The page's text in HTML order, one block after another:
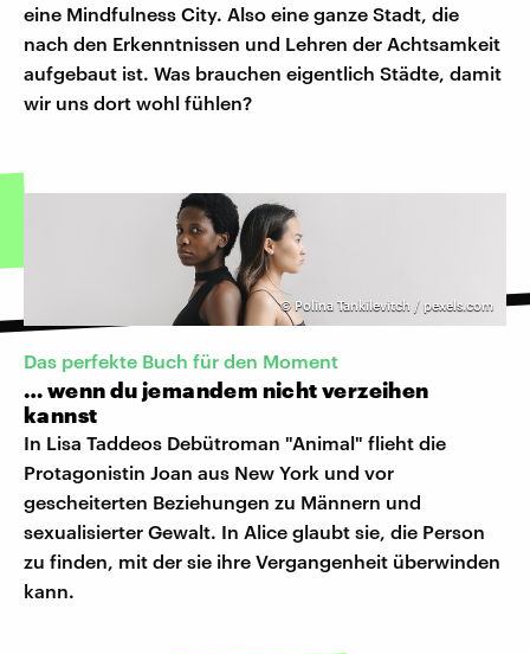
eine Mindfulness City. Also eine ganze Stadt, die
nach den Erkenntnissen und Lehren der Achtsamkeit
aufgebaut ist. Was brauchen eigentlich Städte, damit
wir uns dort wohl fühlen?
©Polina Tankilevitch / pexels.com
Das perfekte Buch für den Moment
… wenn du jemandem nicht verzeihen
kannst
In Lisa Taddeos Debütroman "Animal" flieht die
Protagonistin Joan aus New York und vor
gescheiterten Beziehungen zu Männern und
sexualisierter Gewalt. In Alice glaubt sie, die Person
zu finden, mit der sie ihre Vergangenheit überwinden
kann.